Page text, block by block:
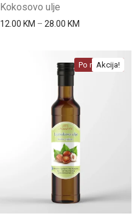
Kokosovo ulje
12.00 KM – 28.00 KM Price range:
Po narudžbi
Akcija!